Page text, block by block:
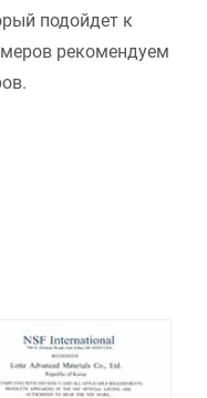
подойдет к
рекомендуем